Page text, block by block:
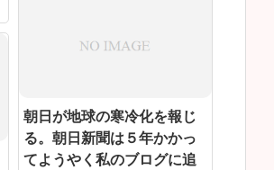
朝日が地球の寒冷化を報じ
る。朝日新聞は５年かかっ
てようやく私のブログに追